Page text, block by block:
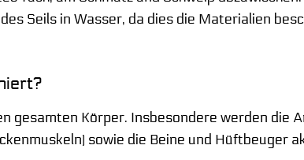
Seils in Wasser, da dies die Materialien
gesamten Körper. Insbesondere werden die
sowie die Beine und Hüftbeuger